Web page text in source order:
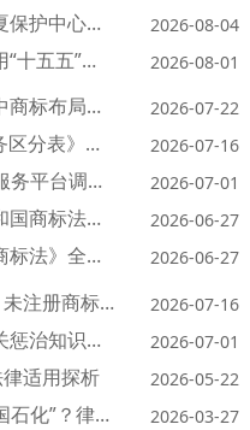
山海协作 | 福建保护中心与宁夏保护中心签署地理标志协同保护合作协议 2026-08-04
一图读懂 | 知识产权保护和运用“十五五”规划 2026-08-01
议程更新 | 关于举办跨境贸易中商标布局与保护策略培训班的通知 2026-07-22
商标局｜更新《类似商品和服务区分表》以外可接受商品和服务项目名称 2026-07-16
7月1日起｜国家知识产权公共服务平台调整新用户注册及网申代理人员备案、变更方式 2026-07-01
新法速递 | 关于《中华人民共和国商标法（修订草案）》的说明 2026-06-27
权威发布 | 《中华人民共和国商标法》全文发布 2026-06-27
案例分享｜“蕲艾”不是唐僧肉，未注册商标也受保护 2026-07-16
典型案例 | 最高检发布检察机关惩治知识产权恶意诉讼典型案例 2026-07-01
适用探析 2026-05-22
案例分享｜“中园石化”还是“中国石化”？律师：合法登记不是“免死金牌” 2026-03-27